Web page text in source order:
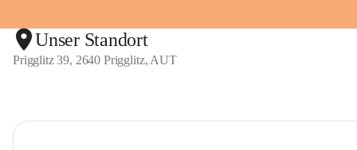
Unser Standort
Prigglitz 39, 2640 Prigglitz, AUT